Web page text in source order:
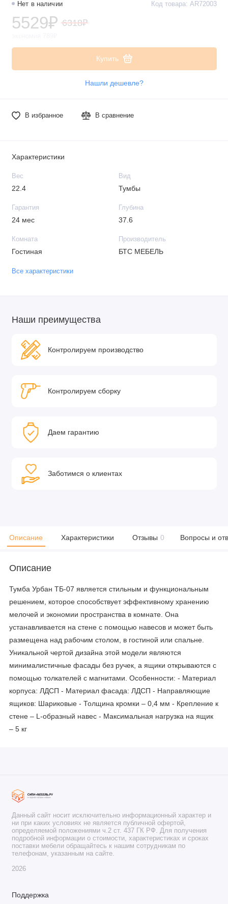
Нет в наличии Код товара: AR72003
5529₽ 6318₽
Купить
Нашли дешевле?
В избранное В сравнение
Характеристики
Вес
22.4
Вид
Тумбы
Гарантия
24 мес
Глубина
37.6
Комната
Гостиная
Производитель
БТС МЕБЕЛЬ
Все характеристики
Наши преимущества
Контролируем производство
Контролируем сборку
Даем гарантию
Заботимся о клиентах
Описание Характеристики Отзывы 0 Вопросы и
Описание
Тумба Урбан ТБ-07 является стильным и функциональным
решением, которое способствует эффективному хранению
мелочей и экономии пространства в комнате. Она
устанавливается на стене с помощью навесов и может быть
размещена над рабочим столом, в гостиной или спальне.
Уникальной чертой дизайна этой модели являются
минималистичные фасады без ручек, а ящики открываются с
помощью толкателей с магнитами. Особенности: - Материал
корпуса: ЛДСП - Материал фасада: ЛДСП - Направляющие
ящиков: Шариковые - Толщина кромки – 0,4 мм - Крепление к
стене – L-образный навес - Максимальная нагрузка на ящик
– 5 кг
Данный сайт носит исключительно информационный характер и
ни при каких условиях не является публичной офертой,
определяемой положениями ч.2 ст. 437 ГК РФ. Для получения
подробной информации о стоимости, характеристиках и сроках
поставки мебели обращайтесь к нашим сотрудникам по
телефонам, указанным на сайте.
2026
Поддержка